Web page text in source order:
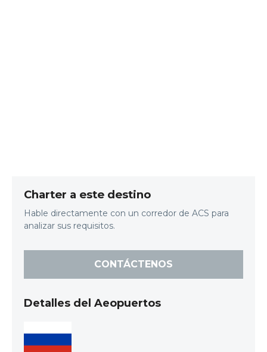
Charter a este destino
Hable directamente con un corredor de ACS para
analizar sus requisitos.
CONTÁCTENOS
Detalles del Aeopuertos